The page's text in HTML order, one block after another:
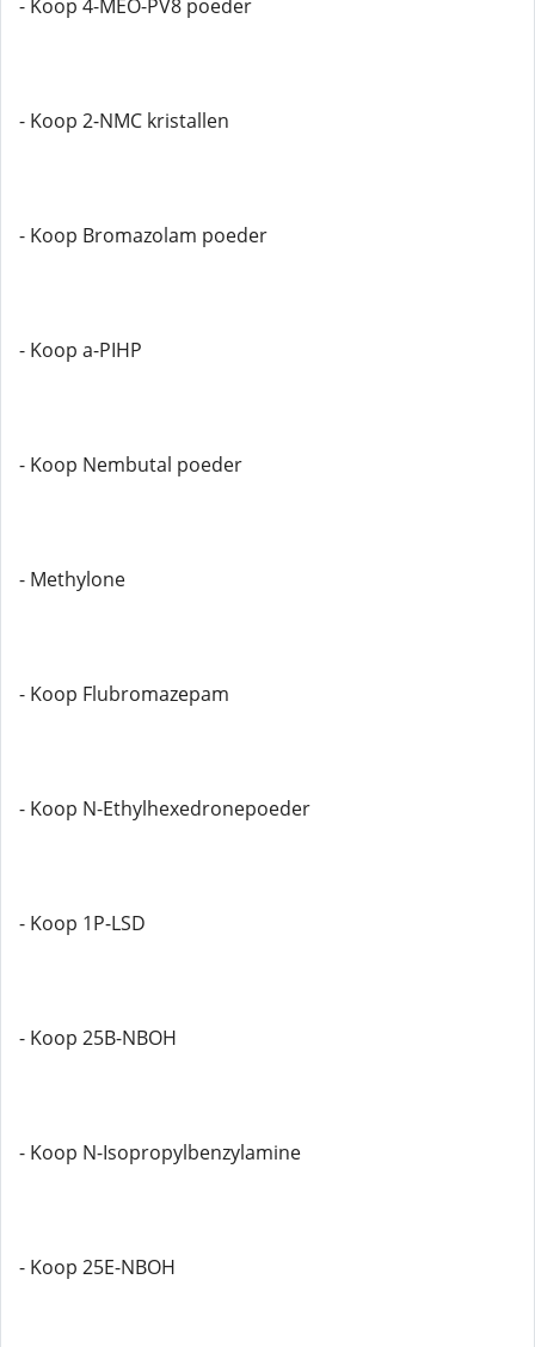
- Koop 4-MEO-PV8 poeder
- Koop 2-NMC kristallen
- Koop Bromazolam poeder
- Koop a-PIHP
- Koop Nembutal poeder
- Methylone
- Koop Flubromazepam
- Koop N-Ethylhexedronepoeder
- Koop 1P-LSD
- Koop 25B-NBOH
- Koop N-Isopropylbenzylamine
- Koop 25E-NBOH